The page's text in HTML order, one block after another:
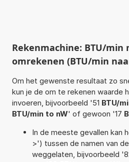
Rekenmachine: BTU/
omrekenen (BTU/min
Om het gewenste resultaat zo
kun je de om te rekenen waarde
invoeren, bijvoorbeeld '51 BTU/
BTU/min to nW' of gewoon '17
In de meeste gevallen
>') tussen de namen van
weggelaten, bijvoorbeeld